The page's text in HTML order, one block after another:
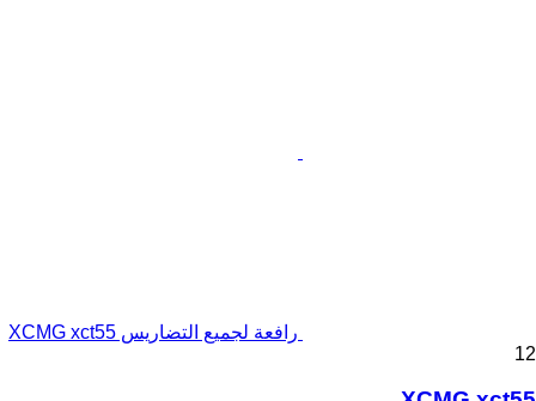
رافعة لجميع التضاريس XCMG xct55
12